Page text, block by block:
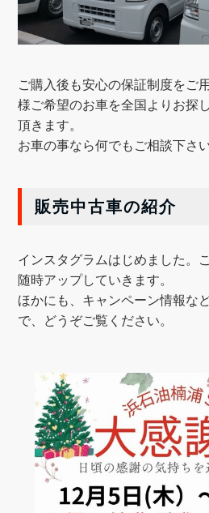
ご購入後も安心の保証制度をご
様ご希望のお車を全国よりお探
頂きます。
お車の事なら何でもご相談下さい
販売中古車の紹介
インスタグラムはじめました。
随時アップしていきます。
ほかにも、キャンペーン情報な
で、どうぞご覧ください。